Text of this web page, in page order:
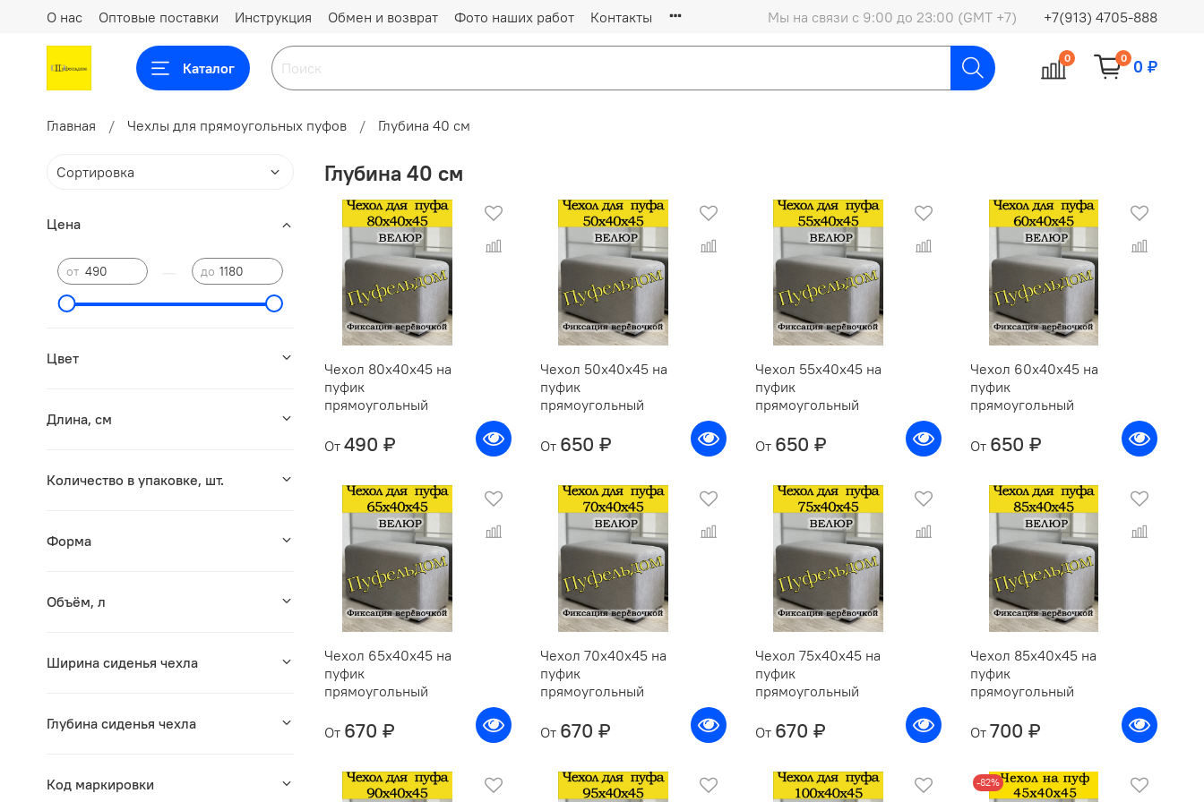
О нас Оптовые поставки Инструкция Обмен и возврат Фото наших работ Контакты Мы на связи с 9:00 до 23:00 (GMT +7) +7(913) 4705-888
Каталог
0 0 0 ₽
Главная Чехлы для прямоугольных пуфов Глубина 40 см
Глубина 40 см
Чехол 80х40х45 на
пуфик
прямоугольный
От 490 ₽
Чехол 50х40х45 на
пуфик
прямоугольный
От 650 ₽
Чехол 55х40х45 на
пуфик
прямоугольный
От 650 ₽
Чехол 60х40х45 на
пуфик
прямоугольный
От 650 ₽
Чехол 65х40х45 на
пуфик
прямоугольный
От 670 ₽
Чехол 70х40х45 на
пуфик
прямоугольный
От 670 ₽
Чехол 75х40х45 на
пуфик
прямоугольный
От 670 ₽
Чехол 85х40х45 на
пуфик
прямоугольный
От 700 ₽
-82%
Цена
от до
Цвет
Длина, см
Количество в упаковке, шт.
Форма
Объём, л
Ширина сиденья чехла
Глубина сиденья чехла
Код маркировки